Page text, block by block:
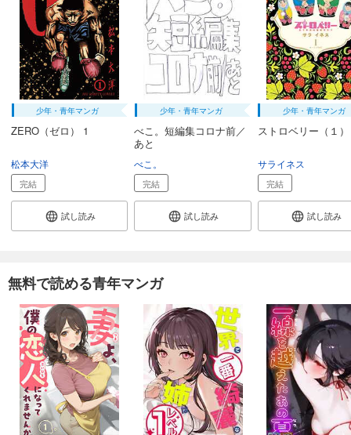
少年・青年マンガ
ZERO（ゼロ） 1
松本大洋
完結
試し読み
少年・青年マンガ
べこ。短編集コロナ前／
あと
べこ。
完結
試し読み
少年・青年マンガ
ストロベリー（１）
サライネス
完結
試し読み
無料で読める青年マンガ